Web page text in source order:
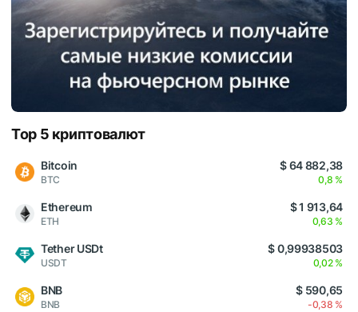
Top 5 криптовалют
Bitcoin
BTC
$ 64 882,38
0,8 %
Ethereum
ETH
$ 1 913,64
0,63 %
Tether USDt
USDT
$ 0,99938503
0,02 %
BNB
BNB
$ 590,65
-0,38 %